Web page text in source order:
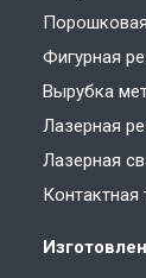
Фигурная
Вырубка
Лазерная
Лазерная
Контактная